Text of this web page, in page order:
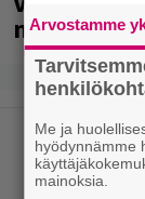
myös
Arvostamme
Me ja
hyödynnämme
mainoksia.